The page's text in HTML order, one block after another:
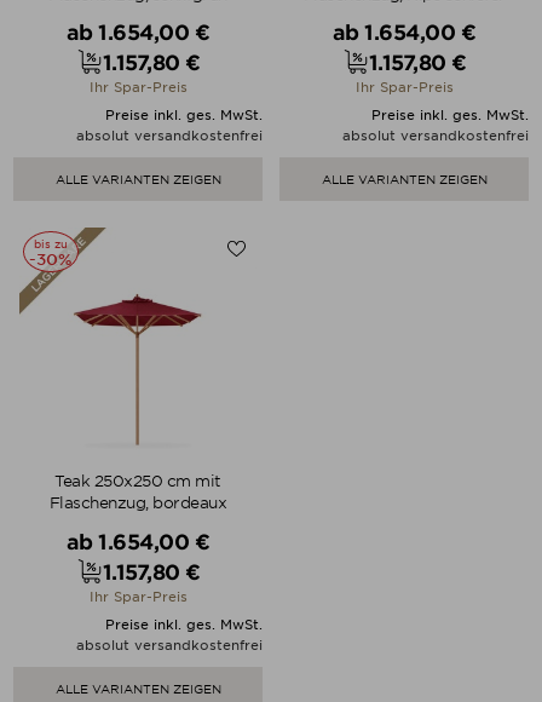
Verkaufspreis
ab 1.654,00 €
Preis
1.157,80 €
Ihr Spar-Preis
Preise inkl. ges. MwSt.
absolut versandkostenfrei
ALLE VARIANTEN ZEIGEN
Verkaufspreis
ab 1.654,00 €
Preis
1.157,80 €
Ihr Spar-Preis
Preise inkl. ges. MwSt.
absolut versandkostenfrei
ALLE VARIANTEN ZEIGEN
bis zu
-30%
Teak 250x250 cm mit
Flaschenzug, bordeaux
Verkaufspreis
ab 1.654,00 €
Preis
1.157,80 €
Ihr Spar-Preis
Preise inkl. ges. MwSt.
absolut versandkostenfrei
ALLE VARIANTEN ZEIGEN